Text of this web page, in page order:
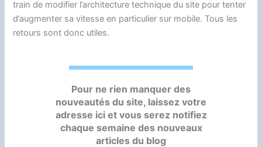
train de modifier l’architecture technique du site pour tenter
d’augmenter sa vitesse en particulier sur mobile. Tous les
retours sont donc utiles.
Pour ne rien manquer des
nouveautés du site, laissez votre
adresse ici et vous serez notifiez
chaque semaine des nouveaux
articles du blog